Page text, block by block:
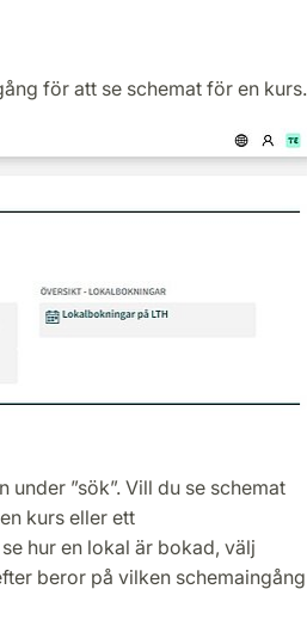
för att se schemat för en kurs.
”sök”. Vill du se schemat
kurs eller ett
hur en lokal är bokad, välj
beror på vilken schemaingång